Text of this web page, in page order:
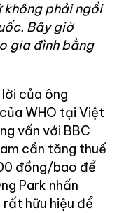
không phải ngồi
Bây giờ
gia đình bằng
của ông
WHO tại Việt
vấn với BBC
cần tăng thuế
đồng/bao để
Park nhấn
rất hữu hiệu để